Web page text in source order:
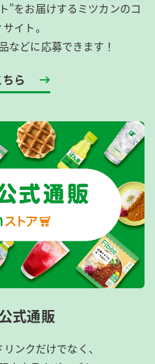
”をお届けするミツカンのコ
イト。
などに応募できます！
ら
式通販
ンクだけでなく、